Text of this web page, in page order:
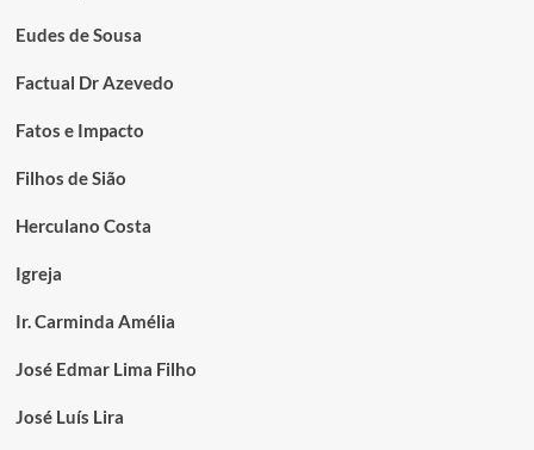
Eudes de Sousa
Factual Dr Azevedo
Fatos e Impacto
Filhos de Sião
Herculano Costa
Igreja
Ir. Carminda Amélia
José Edmar Lima Filho
José Luís Lira